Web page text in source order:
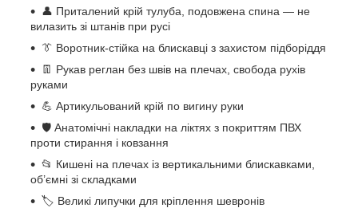
👤 Приталений крій тулуба, подовжена спина — не
вилазить зі штанів при русі
👔 Воротник-стійка на блискавці з захистом підборіддя
👖 Рукав реглан без швів на плечах, свобода рухів
руками
💪 Артикульований крій по вигину руки
🛡 Анатомічні накладки на ліктях з покриттям ПВХ
проти стирання і ковзання
📂 Кишені на плечах із вертикальними блискавками,
об’ємні зі складками
🏷 Великі липучки для кріплення шевронів